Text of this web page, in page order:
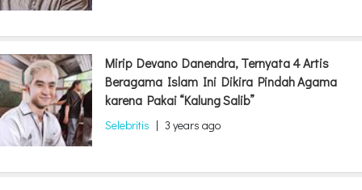
Mirip Devano Danendra, Ternyata 4 Artis
Beragama Islam Ini Dikira Pindah Agama
karena Pakai “Kalung Salib”
Selebritis | 3 years ago